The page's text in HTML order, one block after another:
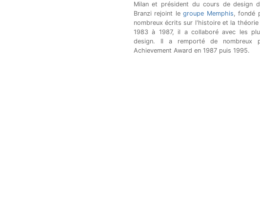
Milan et président du cours de design
Branzi rejoint legroupe Memphis, fondé
nombreux écrits sur l'histoire et la
1983 à 1987, il a collaboré avec les
design. Il a remporté de nombreux
Achievement Award en 1987 puis 1995.